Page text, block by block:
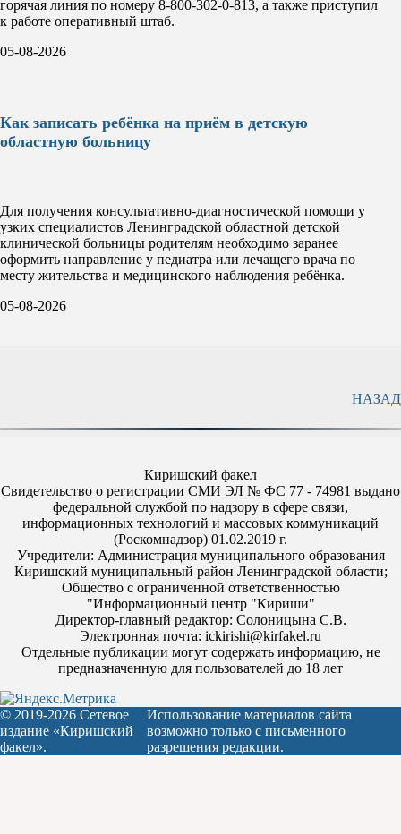
горячая линия по номеру 8-800-302-0-813, а также приступил
к работе оперативный штаб.
05-08-2026
Как записать ребёнка на приём в детскую
областную больницу
Для получения консультативно-диагностической помощи у
узких специалистов Ленинградской областной детской
клинической больницы родителям необходимо заранее
оформить направление у педиатра или лечащего врача по
месту жительства и медицинского наблюдения ребёнка.
05-08-2026
НАЗАД
Киришский факел
Свидетельство о регистрации СМИ ЭЛ № ФС 77 - 74981 выдано
федеральной службой по надзору в сфере связи,
информационных технологий и массовых коммуникаций
(Роскомнадзор) 01.02.2019 г.
Учредители: Администрация муниципального образования
Киришский муниципальный район Ленинградской области;
Общество с ограниченной ответственностью
"Информационный центр "Кириши"
Директор-главный редактор: Солоницына С.В.
Электронная почта: ickirishi@kirfakel.ru
Отдельные публикации могут содержать информацию, не
предназначенную для пользователей до 18 лет
© 2019-2026 Сетевое
издание «Киришский
факел».
Использование материалов сайта
возможно только с письменного
разрешения редакции.